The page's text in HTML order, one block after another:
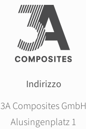
Indirizzo
3A Composites GmbH
Alusingenplatz 1